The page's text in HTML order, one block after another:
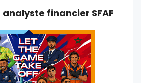
analyste financier SFAF